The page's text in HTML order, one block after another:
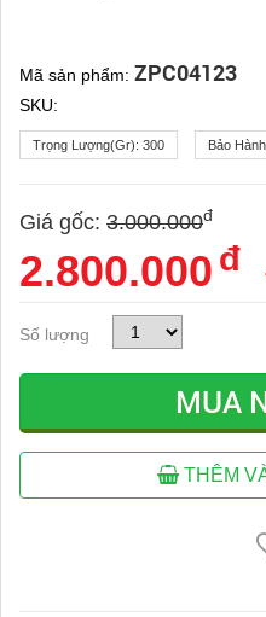
Mã sản phẩm: ZPC04123
SKU:
Trọng Lượng(gr): 300 Bảo
Giá gốc: 3.000.000đ
2.800.000 đ
Số lượng
MUA
THÊM